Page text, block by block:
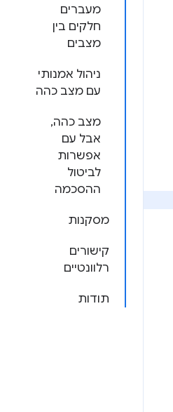
מעברים
חלקים בין
מצבים
ניהול אמנותי
עם מצב כהה
מצב כהה,
אבל עם
אפשרות
לביטול
ההסכמה
מסקנות
קישורים
רלוונטיים
תודות